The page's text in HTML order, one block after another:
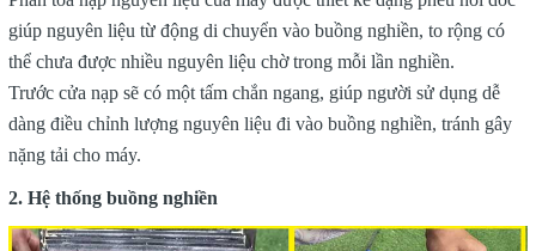
giúp nguyên liệu từ động di chuyển vào buồng nghiền, to rộng có
thể chưa được nhiều nguyên liệu chờ trong mỗi lần nghiền.
Trước cửa nạp sẽ có một tấm chắn ngang, giúp người sử dụng dễ
dàng điều chỉnh lượng nguyên liệu đi vào buồng nghiền, tránh gây
nặng tải cho máy.
2. Hệ thống buồng nghiền